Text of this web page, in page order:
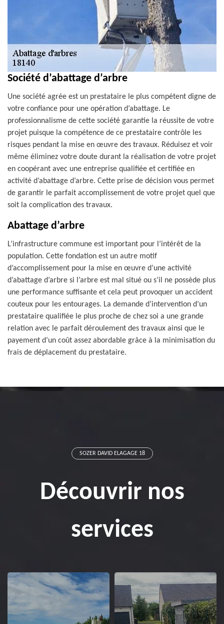
Société d’abattage d’arbre
Une société agrée est un prestataire le plus compétent digne de
votre confiance pour une opération d’abattage. Le
professionnalisme de cette société garantie la réussite de votre
projet puisque la compétence de ce prestataire contrôle les
risques pendant la mise en œuvre des travaux. Réduisez et voir
même éliminez votre doute durant la réalisation de votre projet
en coopérant avec une entreprise qualifiée et certifiée en
activité d’abattage d’arbre. Cette prise de décision vous permet
de garantir le parfait accomplissement de votre projet quel que
soit la complication des travaux.
Abattage d’arbre
L’infrastructure commune est important pour l’intérêt de la
population. Cette fondation est un autre motif
d’accomplissement pour la mise en œuvre d’une activité
d’abattage d’arbre si l’arbre est mal situé ou s’il ne possède plus
une performance suffisante et cela peut provoquer un accident
couteux pour les entourages. La demande d’intervention d’un
prestataire qualifiée le plus proche de chez soi a une grande
relation avec le parfait déroulement des travaux ainsi que le
payement d’un coût assez abordable grâce à la minimisation du
frais de déplacement du prestataire.
SOZER DAVID ELAGAGE 18
Découvrir nos
services